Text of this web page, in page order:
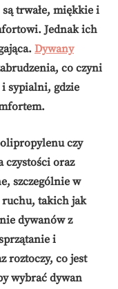
są trwałe, miękkie i
Jednak ich
Dywany
co czyni
sypialni, gdzie
czy
czystości oraz
szczególnie w
ruchu, takich jak
dywanów z
i
roztoczy, co jest
wybrać dywan